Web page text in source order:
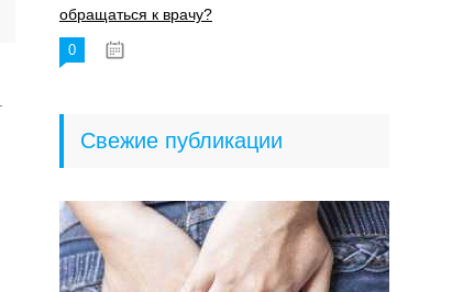
обращаться к врачу?
0
Свежие публикации